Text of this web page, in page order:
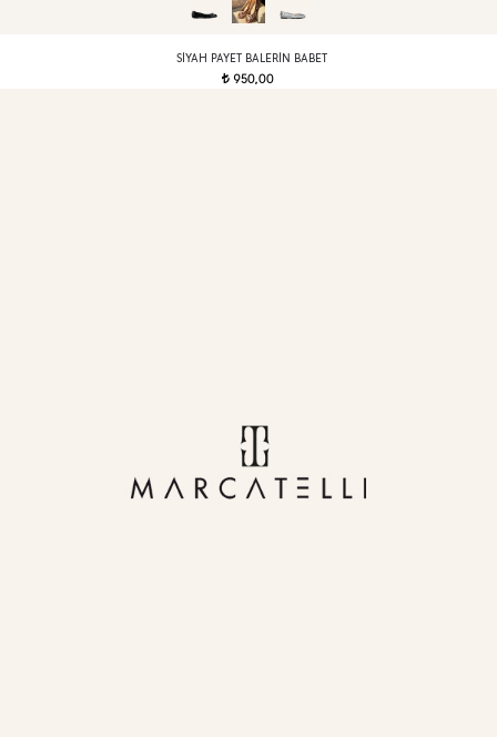
SIYAH PAYET BALERIN BABET
t950,00